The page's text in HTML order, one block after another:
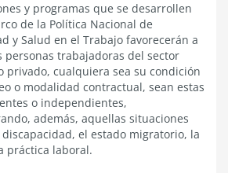
y programas que se desarrollen
de la Política Nacional de
y Salud en el Trabajo favorecerán a
personas trabajadoras del sector
privado, cualquiera sea su condición
o modalidad contractual, sean estas
o independientes,
además, aquellas situaciones
discapacidad, el estado migratorio, la
práctica laboral.